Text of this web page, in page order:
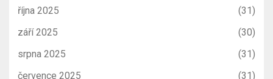
října 2025
(31)
září 2025
(30)
srpna 2025
(31)
července 2025
(31)